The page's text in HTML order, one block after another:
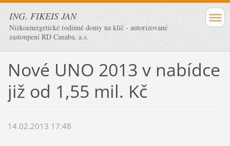
ING. FIKEIS JAN
Nízkoenergetické rodinné domy na klíč - autorizované
zastoupení RD Canaba, a.s.
Nové UNO 2013 v nabídce
již od 1,55 mil. Kč
14.02.2013 17:48